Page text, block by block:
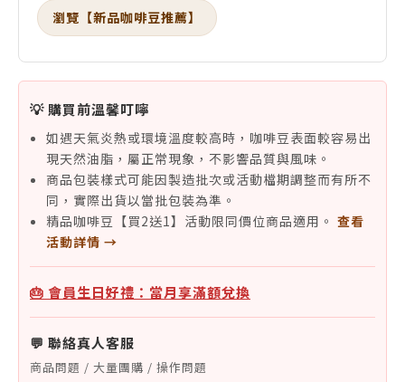
瀏覽【新品咖啡豆推薦】
💡 購買前溫馨叮嚀
如遇天氣炎熱或環境溫度較高時，咖啡豆表面較容易出
現天然油脂，屬正常現象，不影響品質與風味。
商品包裝樣式可能因製造批次或活動檔期調整而有所不
同，實際出貨以當批包裝為準。
精品咖啡豆【買2送1】活動限同價位商品適用。 查看
活動詳情 →
🎂 會員生日好禮：當月享滿額兌換
💬 聯絡真人客服
商品問題 / 大量團購 / 操作問題